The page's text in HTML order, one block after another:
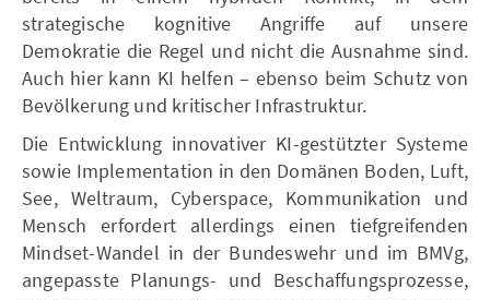
strategische kognitive Angriffe auf unsere
Demokratie die Regel und nicht die Ausnahme sind.
Auch hier kann KI helfen – ebenso beim Schutz von
Bevölkerung und kritischer Infrastruktur.
Die Entwicklung innovativer KI-gestützter Systeme
sowie Implementation in den Domänen Boden, Luft,
See, Weltraum, Cyberspace, Kommunikation und
Mensch erfordert allerdings einen tiefgreifenden
Mindset-Wandel in der Bundeswehr und im BMVg,
angepasste Planungs- und Beschaffungsprozesse,